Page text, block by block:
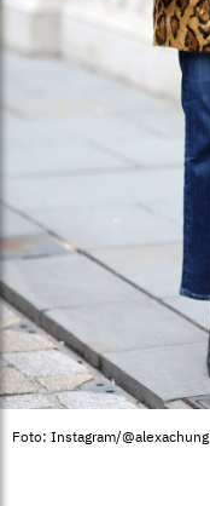
Foto: Instagram/@alexachung